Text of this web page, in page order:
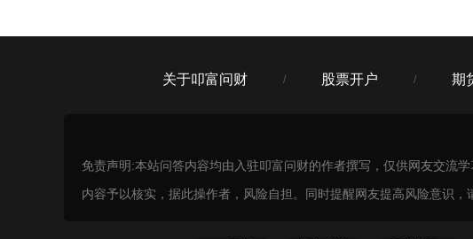
关于叩富问财 / 股票开户 / 期
免责声明:本站问答内容均由入驻叩富问财的作者撰写，仅供网友交流
内容予以核实，据此操作者，风险自担。同时提醒网友提高风险意识，